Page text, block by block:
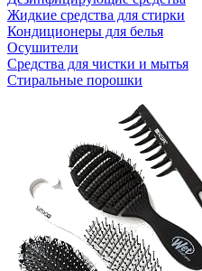
Жидкие средства для стирки
Кондиционеры для белья
Осушители
Средства для чистки и мытья
Стиральные порошки